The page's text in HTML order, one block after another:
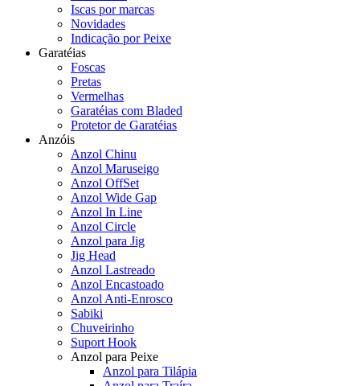
Iscas por marcas
Novidades
Indicação por Peixe
Garatéias
Foscas
Pretas
Vermelhas
Garatéias com Bladed
Protetor de Garatéias
Anzóis
Anzol Chinu
Anzol Maruseigo
Anzol OffSet
Anzol Wide Gap
Anzol In Line
Anzol Circle
Anzol para Jig
Jig Head
Anzol Lastreado
Anzol Encastoado
Anzol Anti-Enrosco
Sabiki
Chuveirinho
Suport Hook
Anzol para Peixe
Anzol para Tilápia